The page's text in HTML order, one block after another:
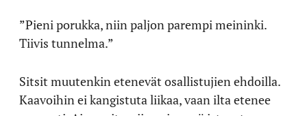
”Pieni porukka, niin paljon parempi meininki.
Tiivis tunnelma.”
Sitsit muutenkin etenevät osallistujien ehdoilla.
Kaavoihin ei kangistuta liikaa, vaan ilta etenee